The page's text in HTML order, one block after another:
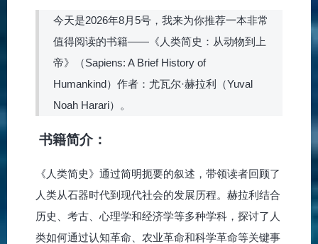
今天是2026年8月5号，我来为你推荐一本非常
值得阅读的书籍——《人类简史：从动物到上
帝》（Sapiens: A Brief History of
Humankind）作者：尤瓦尔·赫拉利（Yuval
Noah Harari）。
书籍简介：
《人类简史》通过简明扼要的叙述，带领读者回顾了
人类从石器时代到现代社会的发展历程。赫拉利结合
历史、考古、心理学和经济学等多种学科，探讨了人
类如何通过认知革命、农业革命和科学革命等关键事